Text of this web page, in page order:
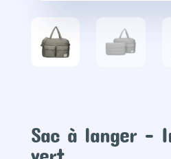
Sac à langer –